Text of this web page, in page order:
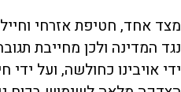
מצד אחד, חטיפת אזרחי
נגד המדינה ולכן מחייבת
ידי אויבינו כחולשה, ועל ידי